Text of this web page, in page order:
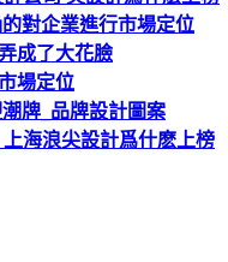
對企業進行市場定位
成了大花臉
場定位
牌_品牌設計圖案
海浪尖設計爲什麽上榜